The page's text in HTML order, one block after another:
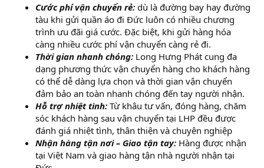
Cước phí vận chuyển rẻ: dù là đường bay hay đường
tàu khi gửi quần áo đi Đức luôn có nhiều chương
trình ưu đãi giá cước. Đặc biệt, khi gửi hàng hóa
càng nhiều cước phí vận chuyển càng rẻ đi.
Thời gian nhanh chóng: Long Hưng Phát cung đa
dạng phương thức vận chuyển hàng cho khách hàng
có thể dễ dàng lựa chọn và thời gian vận chuyển
đảm bảo an toàn nhanh chóng đến tay người nhận.
Hỗ trợ nhiệt tình: Từ khâu tư vấn, đóng hàng, chăm
sóc khách hàng sau vận chuyển tại LHP đều được
đánh giá nhiệt tình, thân thiện và chuyên nghiệp
Nhận hàng tận nơi – Giao tận tay: Hàng được nhận
tại Việt Nam và giao hàng tận nhà người nhận tại